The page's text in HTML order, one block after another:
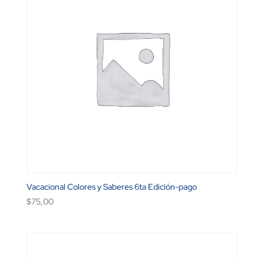
Vacacional Colores y Saberes 6ta Edición-pago
$75,00